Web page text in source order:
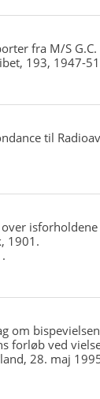
fra M/S G.C.
193, 1947-
til
1901.
om
forløb ved
28. maj